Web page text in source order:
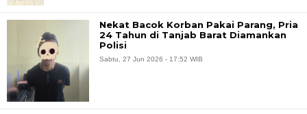
Nekat Bacok Korban Pakai Parang, Pria
24 Tahun di Tanjab Barat Diamankan
Polisi
Sabtu, 27 Jun 2026 - 17:52 WIB